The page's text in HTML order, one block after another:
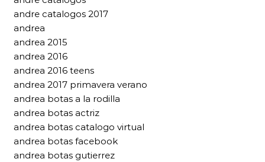
andre catalogos 2017
andrea
andrea 2015
andrea 2016
andrea 2016 teens
andrea 2017 primavera verano
andrea botas a la rodilla
andrea botas actriz
andrea botas catalogo virtual
andrea botas facebook
andrea botas gutierrez